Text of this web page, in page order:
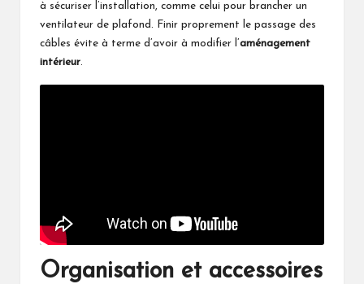
à sécuriser l’installation, comme celui pour brancher un
ventilateur de plafond . Finir proprement le passage des
câbles évite à terme d’avoir à modifier l’ aménagement
intérieur.
Organisation et accessoires